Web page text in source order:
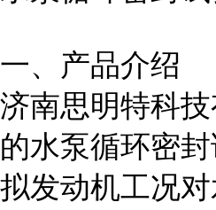
一、产品介绍
济南思明特科
的水泵循环密
拟发动机工况